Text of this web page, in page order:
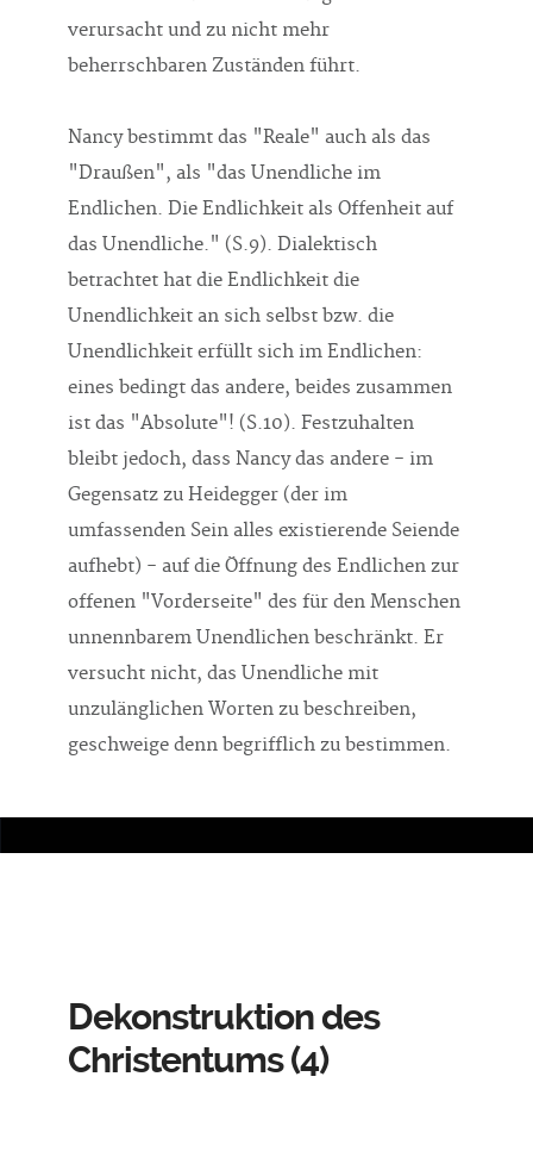
beherrschbaren Zuständen führt.
"Draußen", als "das Unendliche im
Endlichen. Die Endlichkeit als Offenheit auf
das Unendliche." (S.9). Dialektisch
betrachtet hat die Endlichkeit die
Unendlichkeit an sich selbst bzw. die
Unendlichkeit erfüllt sich im Endlichen:
eines bedingt das andere, beides zusammen
ist das "Absolute"! (S.10). Festzuhalten
bleibt jedoch, dass Nancy das andere - im
Gegensatz zu Heidegger (der im
umfassenden Sein alles existierende Seiende
aufhebt) - auf die Öffnung des Endlichen zur
offenen "Vorderseite" des für den Menschen
unnennbarem Unendlichen beschränkt. Er
versucht nicht, das Unendliche mit
unzulänglichen Worten zu beschreiben,
geschweige denn begrifflich zu bestimmen.
Christentums (4)